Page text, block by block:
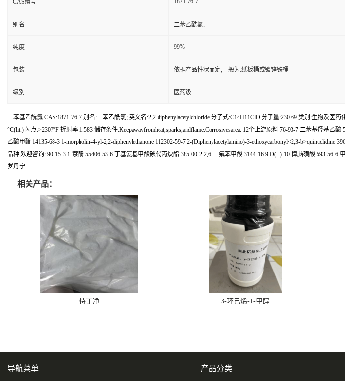
CAS编号 1871-76-7
别名 二苯乙酰氯;
纯度 99%
包装 依据产品性状而定,一般为:纸板桶或镀锌铁桶
级别 医药级
二苯基乙酰氯 CAS:1871-76-7 别名:二苯乙酰氯; 英文名:2,2-diphenylacetylchloride 分子式:C14H11ClO 分子量:230.69 类别:生物及医
°C(lit.) 闪点:>230?°F 折射率:1.583 储存条件:Keepawayfromheat,sparks,andflame.Corrosivesarea. 12个上游原料 76-93-7 二苯基羟基
乙酸甲酯 14135-68-3 1-morpholin-4-yl-2,2-diphenylethanone 112302-59-7 2-(Diphenylacetylamino)-3-ethoxycarbonyl<2,3-
品种,欢迎咨询: 90-15-3 1-萘酚 55406-53-6 丁基氨基甲酸碘代丙炔酯 385-00-2 2,6-二氟苯甲酸 3144-16-9 D(+)-10-樟脑磺酸 593-56-
罗丹宁
相关产品：
特丁净 3-环己烯-1-甲醇
导航菜单 产品分类